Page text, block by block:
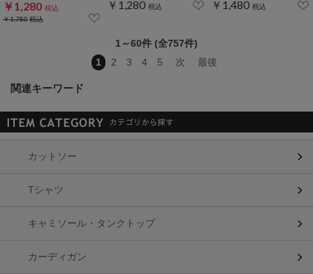
￥1,280 税込
￥1,780税込
￥1,280 税込 ￥1,480 税込
1～60件 (全757件)
1
2 3 4 5 次 最後
関連キーワード
カットソー
Tシャツ
キャミソール・タンクトップ
カーディガン